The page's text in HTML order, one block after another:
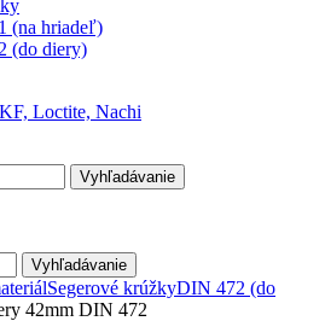
(na hriadeľ)
(do diery)
Vyhľadávanie
Vyhľadávanie
Segerové krúžkyDIN 472 (do
42mm DIN 472